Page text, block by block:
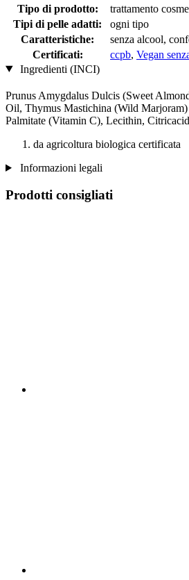
Tipo di prodotto:
trattamento
Tipi di pelle adatti:
ogni tipo
Caratteristiche:
senza alcool,
Certificati:
ccpb, Vegan
Ingredienti (INCI)
Prunus Amygdalus Dulcis (Sweet
Oil, Thymus Mastichina (Wild
Palmitate (Vitamin C), Lecithin,
da agricoltura biologica certificata
Informazioni legali
Prodotti consigliati